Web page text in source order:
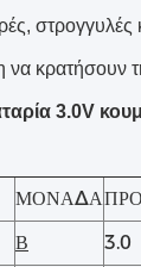
να κρατήσουν
3.0V
ΜΟΝΑΔΑ
Β 3.0